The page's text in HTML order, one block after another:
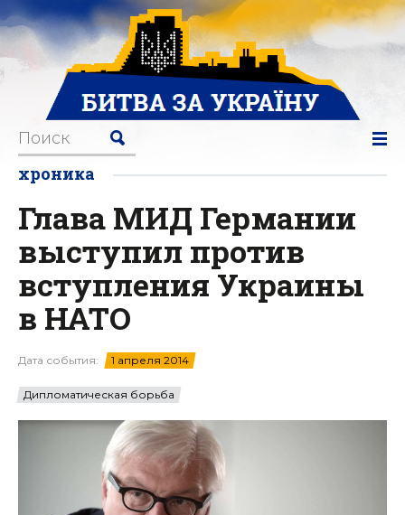
хроника
Глава МИД Германии
выступил против
вступления Украины
в НАТО
Дата события: 1 апреля 2014
Дипломатическая борьба